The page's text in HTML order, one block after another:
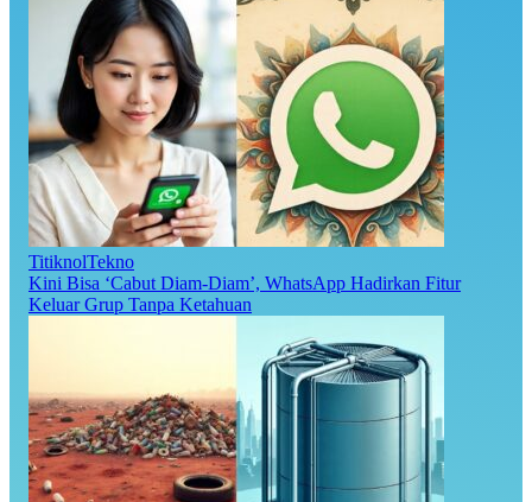
TitiknolTekno
Kini Bisa ‘Cabut Diam-Diam’, WhatsApp Hadirkan Fitur
Keluar Grup Tanpa Ketahuan